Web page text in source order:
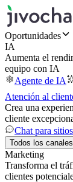
Oportunidades
IA
Aumenta el
equipo con IA
Agente de IA
Atención al
Crea una
cliente
Chat para sitios
Todos los canales
Marketing
Transforma el
clientes